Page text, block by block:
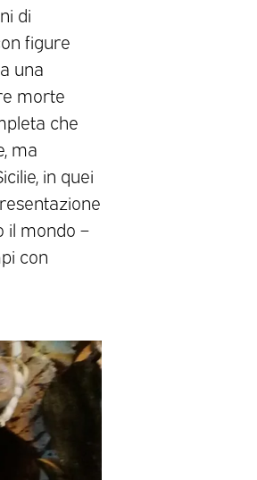
di
figure
una
morte
che
ma
in quei
il mondo –
con